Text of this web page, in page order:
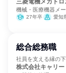
三菱電機メカト
機械・医療機器メ
27年卒 愛知
総合総務職
社員を支える縁の
株式会社キャリー